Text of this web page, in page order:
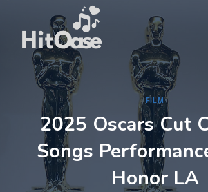
springen
FILM
2025 Oscars Cut
Songs
Honor LA